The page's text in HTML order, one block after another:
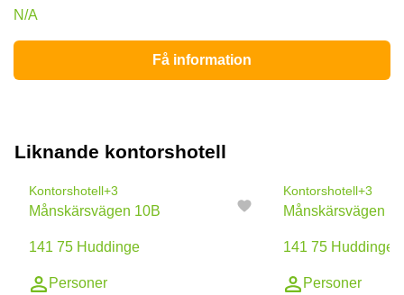
N/A
Få information
Liknande kontorshotell
Kontorshotell+3
Månskärsvägen 10B
141 75 Huddinge
Personer
Kontorshotell+3
Månskärsvägen
141 75 Huddinge
Personer